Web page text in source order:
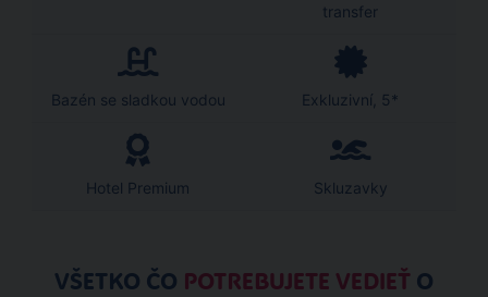
transfer
Bazén se sladkou vodou Exkluzivní, 5*
Hotel Premium Skluzavky
VŠETKO ČO POTREBUJETE VEDIEŤ O